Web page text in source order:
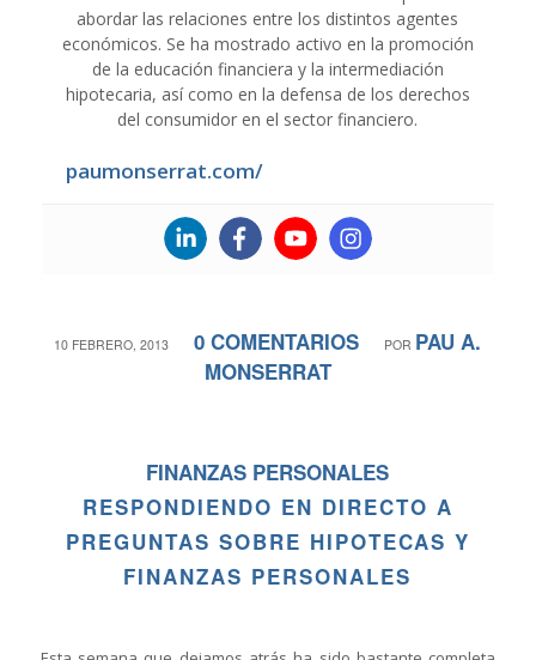
abordar las relaciones entre los distintos agentes
económicos. Se ha mostrado activo en la promoción
de la educación financiera y la intermediación
hipotecaria, así como en la defensa de los derechos
del consumidor en el sector financiero.
paumonserrat.com/
10 FEBRERO, 2013
/ 0 COMENTARIOS
/ POR PAU A.
MONSERRAT
FINANZAS PERSONALES
RESPONDIENDO EN DIRECTO A
PREGUNTAS SOBRE HIPOTECAS Y
FINANZAS PERSONALES